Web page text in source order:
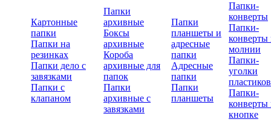
Картонные
папки
Папки на
резинках
Папки дело с
завязками
Папки с
клапаном
Папки
архивные
Боксы
архивные
Короба
архивные для
папок
Папки
архивные с
завязками
Папки
планшеты и
адресные
папки
Адресные
папки
Папки
планшеты
Папки-
конверты
Папки-
конверты
молнии
Папки-
уголки
Папки-
конверты
кнопке